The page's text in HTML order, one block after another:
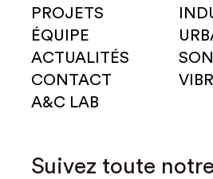
PROJETS
ÉQUIPE
ACTUALITÉS
CONTACT
A&C LAB
Suivez toute